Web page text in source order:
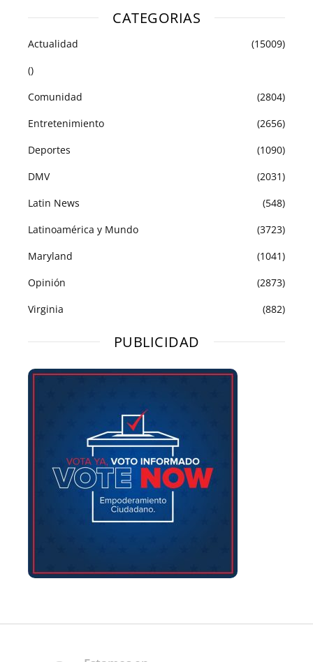
CATEGORIAS
Actualidad
(15009)
()
Comunidad
(2804)
Entretenimiento
(2656)
Deportes
(1090)
DMV
(2031)
Latin News
(548)
Latinoamérica y Mundo
(3723)
Maryland
(1041)
Opinión
(2873)
Virginia
(882)
PUBLICIDAD